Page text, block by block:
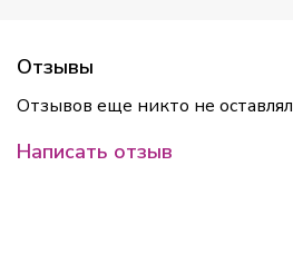
Отзывы
Отзывов еще никто не оставлял
Написать отзыв